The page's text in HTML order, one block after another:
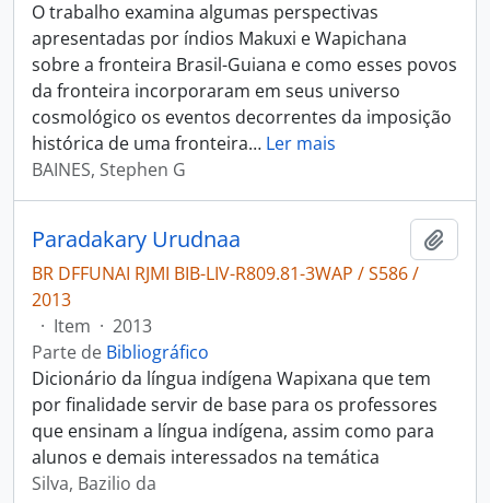
O trabalho examina algumas perspectivas
apresentadas por índios Makuxi e Wapichana
sobre a fronteira Brasil-Guiana e como esses povos
da fronteira incorporaram em seus universo
cosmológico os eventos decorrentes da imposição
histórica de uma fronteira… Ler mais
BAINES, Stephen G
Paradakary Urudnaa
BR DFFUNAI RJMI BIB-LIV-R809.81-3WAP / S586 /
2013
· Item · 2013
Parte de Bibliográfico
Dicionário da língua indígena Wapixana que tem
por finalidade servir de base para os professores
que ensinam a língua indígena, assim como para
alunos e demais interessados na temática
Silva, Bazilio da